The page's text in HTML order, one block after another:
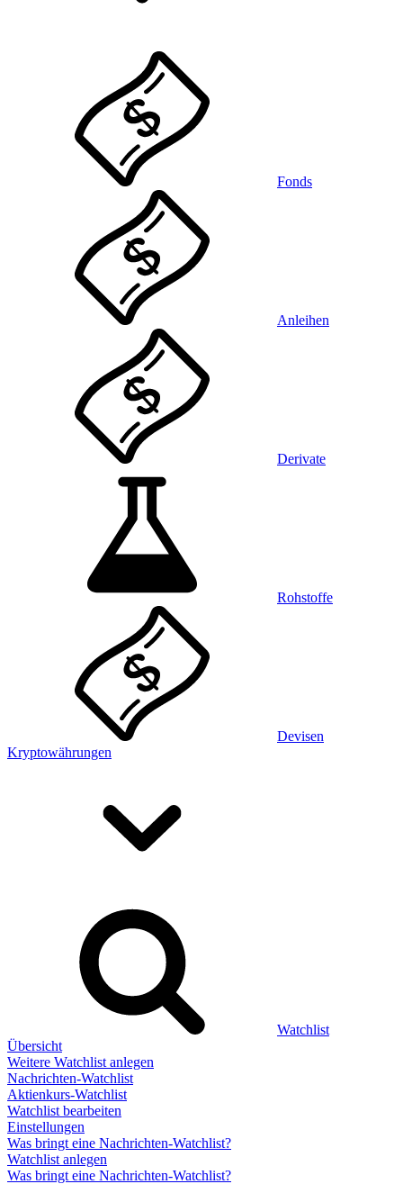
Fonds
Anleihen
Derivate
Rohstoffe
Devisen
Kryptowährungen
Watchlist
Übersicht
Weitere Watchlist anlegen
Nachrichten-Watchlist
Aktienkurs-Watchlist
Watchlist bearbeiten
Einstellungen
Was bringt eine Nachrichten-Watchlist?
Watchlist anlegen
Was bringt eine Nachrichten-Watchlist?